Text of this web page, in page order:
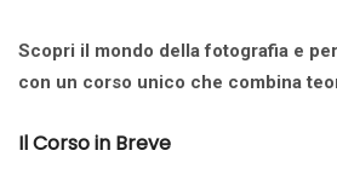
Scopri il mondo della fotografia e
con un corso unico che combina
Il Corso in Breve